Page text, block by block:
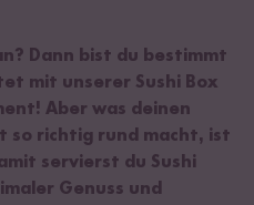
Dann bist du bestimmt
mit unserer Sushi Box
Aber was deinen
so richtig rund macht, ist
servierst du Sushi
Genuss und